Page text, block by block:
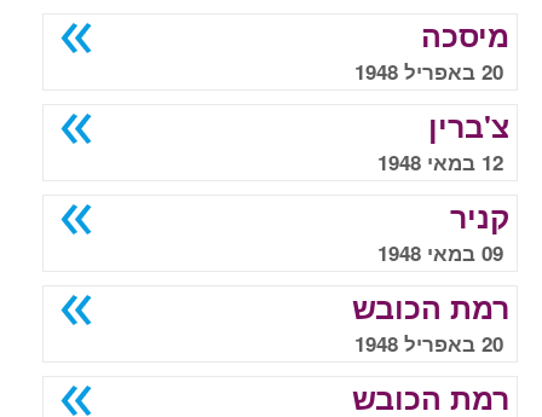
מיסכה
20 באפריל 1948
צ'ברין
12 במאי 1948
קניר
09 במאי 1948
רמת הכובש
20 באפריל 1948
רמת הכובש